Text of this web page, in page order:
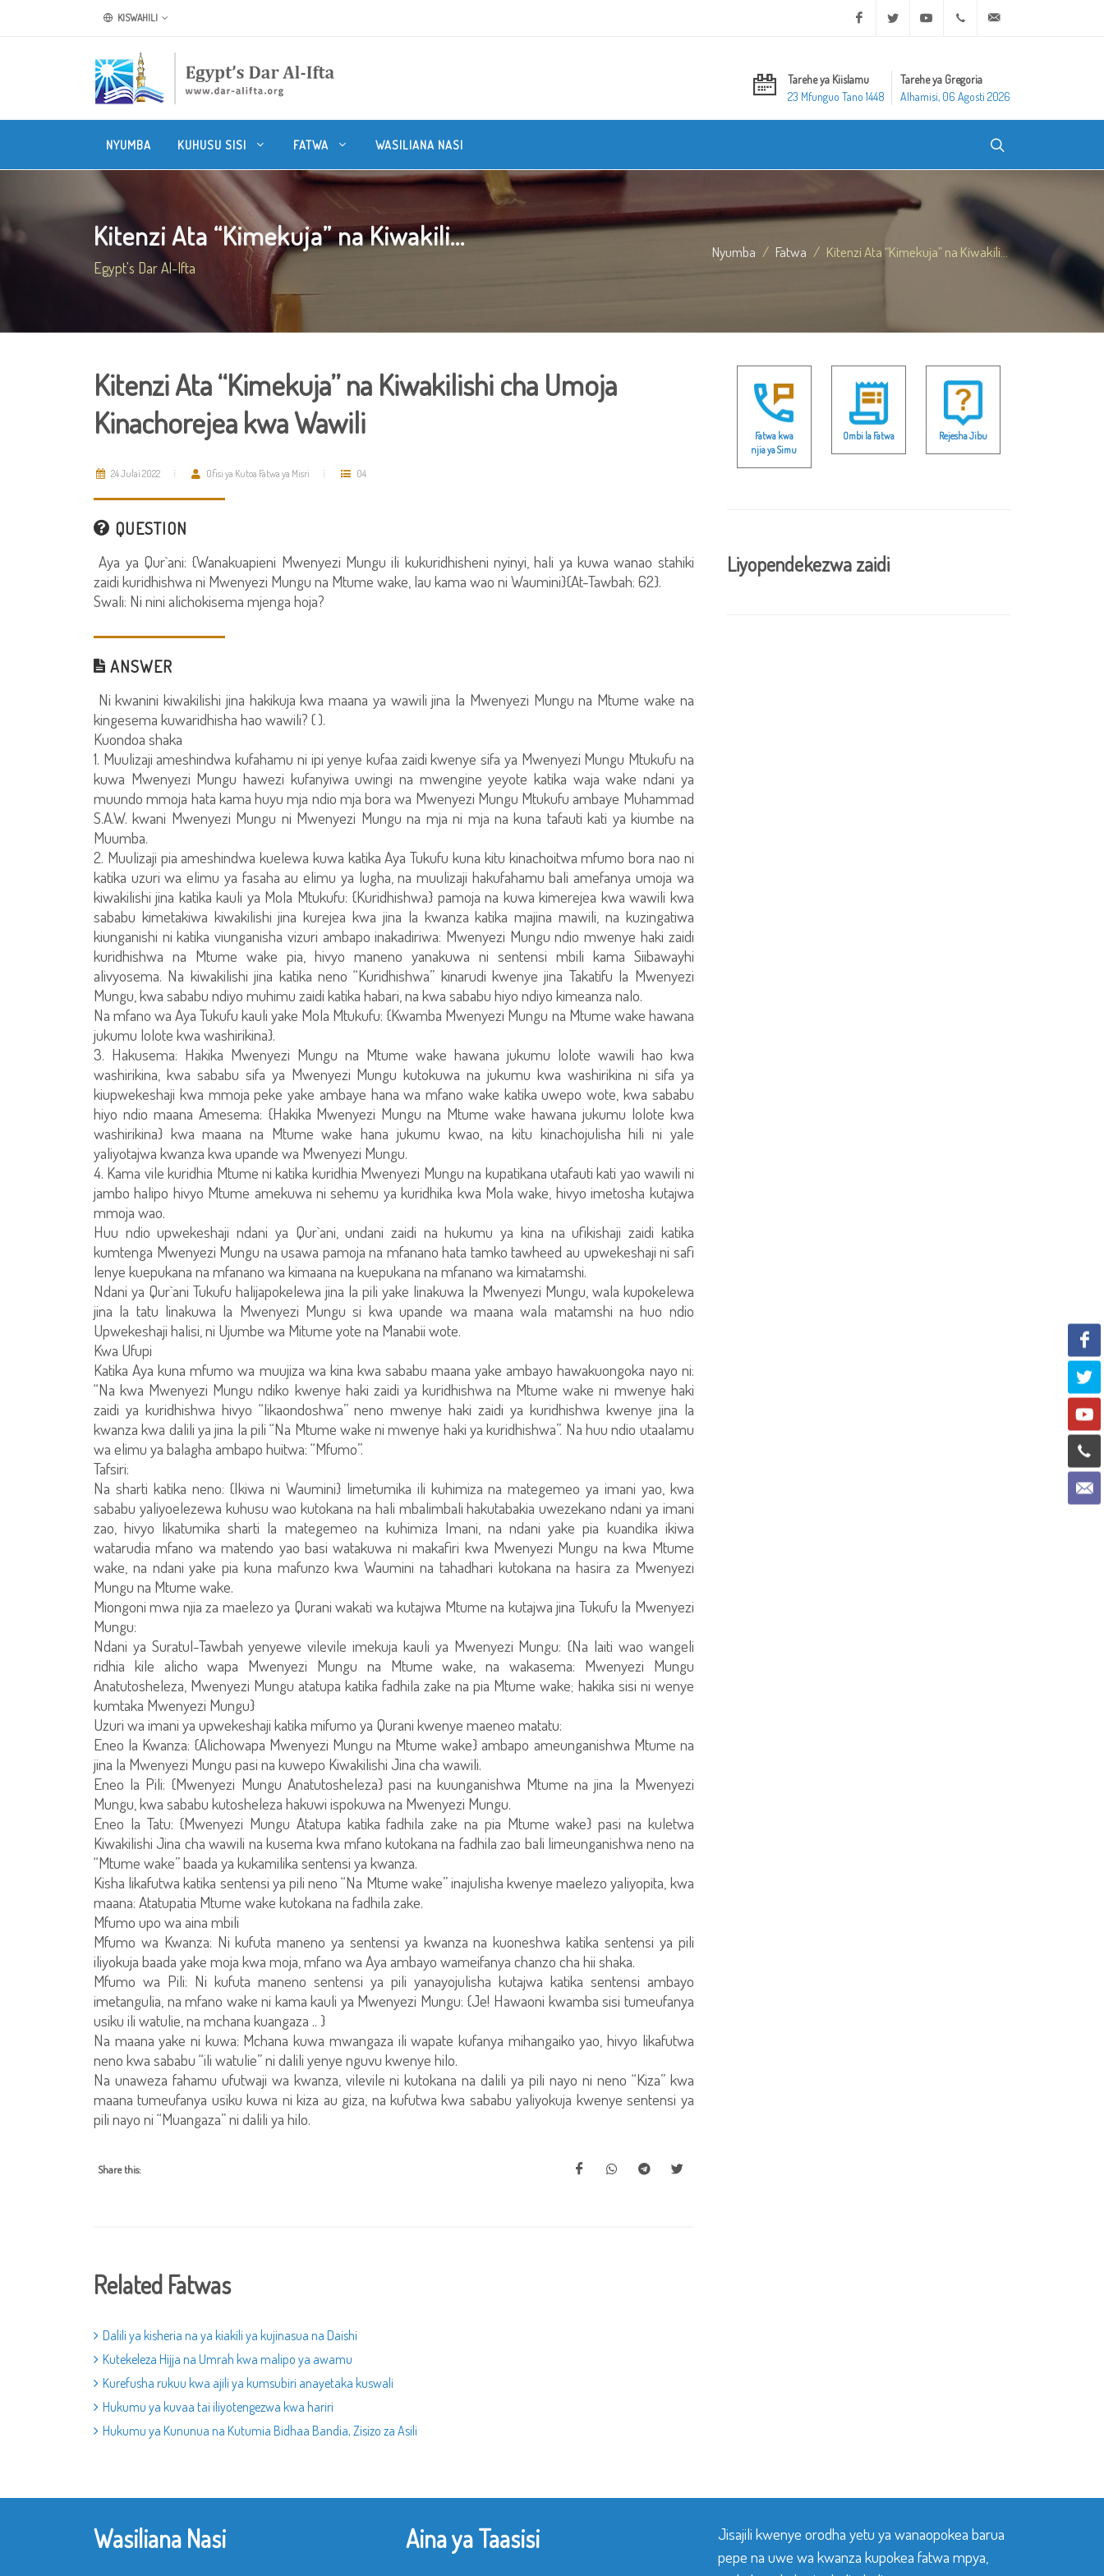
KISWAHILI Facebook Twitter Youtube +20 2 25970400
Tarehe ya Kiislamu
23 Mfunguo Tano 1448
Tarehe ya Gregoria
Alhamisi, 06 Agosti 2026
NYUMBA KUHUSU SISI FATWA WASILIANA NASI
Kitenzi Ata “Kimekuja” na Kiwakili...
Egypt's Dar Al-Ifta
Nyumba Fatwa Kitenzi Ata “Kimekuja” na Kiwakili...
Kitenzi Ata “Kimekuja” na Kiwakilishi cha Umoja
Kinachorejea kwa Wawili
24 Julai 2022 Ofisi ya Kutoa Fatwa ya Misri 04
QUESTION
Aya ya Qur`ani: {Wanakuapieni Mwenyezi Mungu ili kukuridhisheni nyinyi, hali ya kuwa wanao stahiki
zaidi kuridhishwa ni Mwenyezi Mungu na Mtume wake, lau kama wao ni Waumini}{At-Tawbah: 62}.
Swali: Ni nini alichokisema mjenga hoja?
ANSWER
Ni kwanini kiwakilishi jina hakikuja kwa maana ya wawili jina la Mwenyezi Mungu na Mtume wake na
kingesema kuwaridhisha hao wawili? ( ).
Kuondoa shaka
1. Muulizaji ameshindwa kufahamu ni ipi yenye kufaa zaidi kwenye sifa ya Mwenyezi Mungu Mtukufu na
kuwa Mwenyezi Mungu hawezi kufanyiwa uwingi na mwengine yeyote katika waja wake ndani ya
muundo mmoja hata kama huyu mja ndio mja bora wa Mwenyezi Mungu Mtukufu ambaye Muhammad
S.A.W. kwani Mwenyezi Mungu ni Mwenyezi Mungu na mja ni mja na kuna tafauti kati ya kiumbe na
Muumba.
2. Muulizaji pia ameshindwa kuelewa kuwa katika Aya Tukufu kuna kitu kinachoitwa mfumo bora nao ni
katika uzuri wa elimu ya fasaha au elimu ya lugha, na muulizaji hakufahamu bali amefanya umoja wa
kiwakilishi jina katika kauli ya Mola Mtukufu: {Kuridhishwa} pamoja na kuwa kimerejea kwa wawili kwa
sababu kimetakiwa kiwakilishi jina kurejea kwa jina la kwanza katika majina mawili, na kuzingatiwa
kiunganishi ni katika viunganisha vizuri ambapo inakadiriwa: Mwenyezi Mungu ndio mwenye haki zaidi
kuridhishwa na Mtume wake pia, hivyo maneno yanakuwa ni sentensi mbili kama Siibawayhi
alivyosema. Na kiwakilishi jina katika neno “Kuridhishwa” kinarudi kwenye jina Takatifu la Mwenyezi
Mungu, kwa sababu ndiyo muhimu zaidi katika habari, na kwa sababu hiyo ndiyo kimeanza nalo.
Na mfano wa Aya Tukufu kauli yake Mola Mtukufu: {Kwamba Mwenyezi Mungu na Mtume wake hawana
jukumu lolote kwa washirikina}.
3. Hakusema: Hakika Mwenyezi Mungu na Mtume wake hawana jukumu lolote wawili hao kwa
washirikina, kwa sababu sifa ya Mwenyezi Mungu kutokuwa na jukumu kwa washirikina ni sifa ya
kiupwekeshaji kwa mmoja peke yake ambaye hana wa mfano wake katika uwepo wote, kwa sababu
hiyo ndio maana Amesema: {Hakika Mwenyezi Mungu na Mtume wake hawana jukumu lolote kwa
washirikina} kwa maana na Mtume wake hana jukumu kwao, na kitu kinachojulisha hili ni yale
yaliyotajwa kwanza kwa upande wa Mwenyezi Mungu.
4. Kama vile kuridhia Mtume ni katika kuridhia Mwenyezi Mungu na kupatikana utafauti kati yao wawili ni
jambo halipo hivyo Mtume amekuwa ni sehemu ya kuridhika kwa Mola wake, hivyo imetosha kutajwa
mmoja wao.
Huu ndio upwekeshaji ndani ya Qur`ani, undani zaidi na hukumu ya kina na ufikishaji zaidi katika
kumtenga Mwenyezi Mungu na usawa pamoja na mfanano hata tamko tawheed au upwekeshaji ni safi
lenye kuepukana na mfanano wa kimaana na kuepukana na mfanano wa kimatamshi.
Ndani ya Qur`ani Tukufu halijapokelewa jina la pili yake linakuwa la Mwenyezi Mungu, wala kupokelewa
jina la tatu linakuwa la Mwenyezi Mungu si kwa upande wa maana wala matamshi na huo ndio
Upwekeshaji halisi, ni Ujumbe wa Mitume yote na Manabii wote.
Kwa Ufupi
Katika Aya kuna mfumo wa muujiza wa kina kwa sababu maana yake ambayo hawakuongoka nayo ni:
“Na kwa Mwenyezi Mungu ndiko kwenye haki zaidi ya kuridhishwa na Mtume wake ni mwenye haki
zaidi ya kuridhishwa hivyo “likaondoshwa” neno mwenye haki zaidi ya kuridhishwa kwenye jina la
kwanza kwa dalili ya jina la pili “Na Mtume wake ni mwenye haki ya kuridhishwa”. Na huu ndio utaalamu
wa elimu ya balagha ambapo huitwa: “Mfumo”.
Tafsiri:
Na sharti katika neno: {Ikiwa ni Waumini} limetumika ili kuhimiza na mategemeo ya imani yao, kwa
sababu yaliyoelezewa kuhusu wao kutokana na hali mbalimbali hakutabakia uwezekano ndani ya imani
zao, hivyo likatumika sharti la mategemeo na kuhimiza Imani, na ndani yake pia kuandika ikiwa
watarudia mfano wa matendo yao basi watakuwa ni makafiri kwa Mwenyezi Mungu na kwa Mtume
wake, na ndani yake pia kuna mafunzo kwa Waumini na tahadhari kutokana na hasira za Mwenyezi
Mungu na Mtume wake.
Miongoni mwa njia za maelezo ya Qurani wakati wa kutajwa Mtume na kutajwa jina Tukufu la Mwenyezi
Mungu:
Ndani ya Suratul-Tawbah yenyewe vilevile imekuja kauli ya Mwenyezi Mungu: {Na laiti wao wangeli
ridhia kile alicho wapa Mwenyezi Mungu na Mtume wake, na wakasema: Mwenyezi Mungu
Anatutosheleza, Mwenyezi Mungu atatupa katika fadhila zake na pia Mtume wake; hakika sisi ni wenye
kumtaka Mwenyezi Mungu}
Uzuri wa imani ya upwekeshaji katika mifumo ya Qurani kwenye maeneo matatu:
Eneo la Kwanza: {Alichowapa Mwenyezi Mungu na Mtume wake} ambapo ameunganishwa Mtume na
jina la Mwenyezi Mungu pasi na kuwepo Kiwakilishi Jina cha wawili.
Eneo la Pili: {Mwenyezi Mungu Anatutosheleza} pasi na kuunganishwa Mtume na jina la Mwenyezi
Mungu, kwa sababu kutosheleza hakuwi ispokuwa na Mwenyezi Mungu.
Eneo la Tatu: {Mwenyezi Mungu Atatupa katika fadhila zake na pia Mtume wake} pasi na kuletwa
Kiwakilishi Jina cha wawili na kusema kwa mfano kutokana na fadhila zao bali limeunganishwa neno na
“Mtume wake” baada ya kukamilika sentensi ya kwanza.
Kisha likafutwa katika sentensi ya pili neno “Na Mtume wake” inajulisha kwenye maelezo yaliyopita, kwa
maana: Atatupatia Mtume wake kutokana na fadhila zake.
Mfumo upo wa aina mbili
Mfumo wa Kwanza: Ni kufuta maneno ya sentensi ya kwanza na kuoneshwa katika sentensi ya pili
iliyokuja baada yake moja kwa moja, mfano wa Aya ambayo wameifanya chanzo cha hii shaka.
Mfumo wa Pili: Ni kufuta maneno sentensi ya pili yanayojulisha kutajwa katika sentensi ambayo
imetangulia, na mfano wake ni kama kauli ya Mwenyezi Mungu: {Je! Hawaoni kwamba sisi tumeufanya
usiku ili watulie, na mchana kuangaza .. }
Na maana yake ni kuwa: Mchana kuwa mwangaza ili wapate kufanya mihangaiko yao, hivyo likafutwa
neno kwa sababu “ili watulie” ni dalili yenye nguvu kwenye hilo.
Na unaweza fahamu ufutwaji wa kwanza, vilevile ni kutokana na dalili ya pili nayo ni neno “Kiza” kwa
maana tumeufanya usiku kuwa ni kiza au giza, na kufutwa kwa sababu yaliyokuja kwenye sentensi ya
pili nayo ni “Muangaza” ni dalili ya hilo.
Share this:
Related Fatwas
Dalili ya kisheria na ya kiakili ya kujinasua na Daishi
Kutekeleza Hijja na Umrah kwa malipo ya awamu
Kurefusha rukuu kwa ajili ya kumsubiri anayetaka kuswali
Hukumu ya kuvaa tai iliyotengezwa kwa hariri
Hukumu ya Kununua na Kutumia Bidhaa Bandia, Zisizo za Asili
Fatwa kwa
njia ya Simu
Ombi la Fatwa Rejesha Jibu
Liyopendekezwa zaidi
Wasiliana Nasi Aina ya Taasisi
Jisajili kwenye orodha yetu ya wanaopokea barua
pepe na uwe wa kwanza kupokea fatwa mpya,